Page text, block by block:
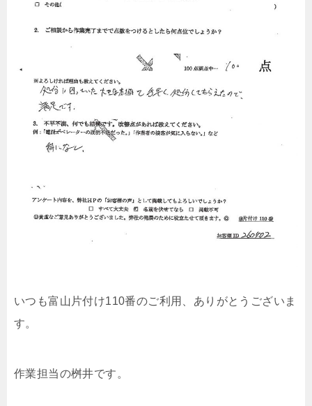
いつも富山片付け110番のご利用、ありがとうございま
す。
作業担当の桝井です。